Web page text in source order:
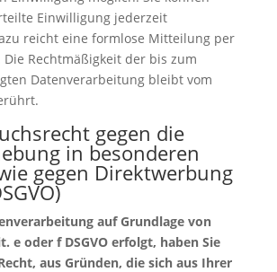
Einwilligung jederzeit
reicht eine formlose Mitteilung per
Die Rechtmäßigkeit der bis zum
Datenverarbeitung bleibt vom
gegen die
in besonderen
gegen Direktwerbung
auf Grundlage von
e oder f DSGVO erfolgt, haben Sie
aus Gründen, die sich aus Ihrer